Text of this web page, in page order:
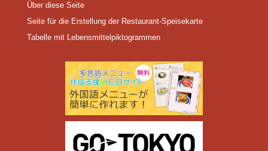
Über diese Seite
Seite für die Erstellung der Restaurant-Speisekarte
Tabelle mit Lebensmittelpiktogrammen